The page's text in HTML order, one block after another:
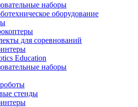
наборы
оборудование
для соревнований
Education
наборы
стенды